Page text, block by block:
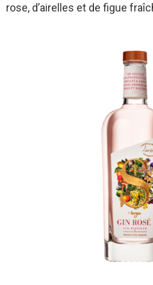
rose, d’airelles et de figue